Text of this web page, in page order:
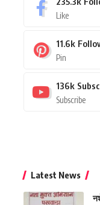
Like
11.6k
Pin
136k
Subscribe
Latest News